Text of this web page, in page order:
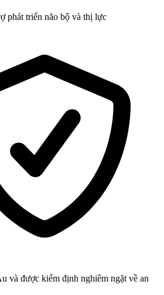
phát triển não bộ và thị lực
và được kiểm định nghiêm ngặt về an